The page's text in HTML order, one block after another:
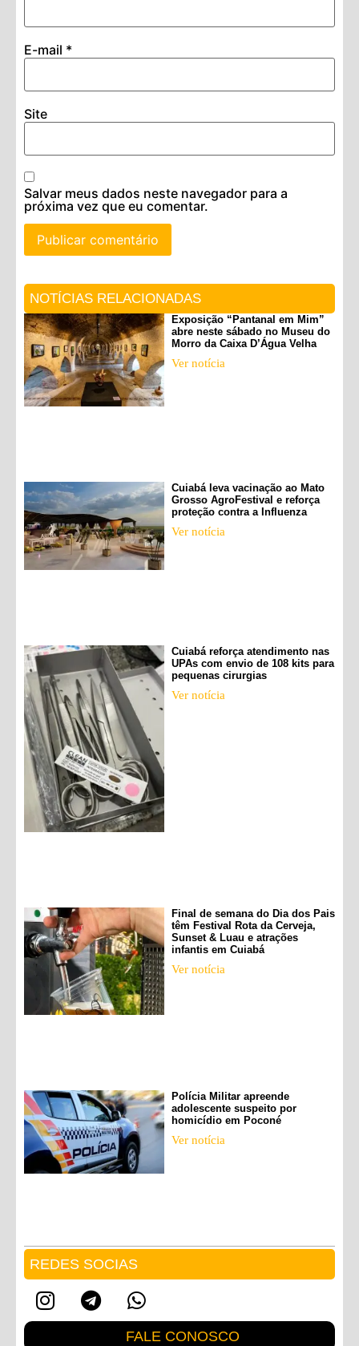
E-mail *
Site
Salvar meus dados neste navegador para a
próxima vez que eu comentar.
NOTÍCIAS RELACIONADAS
Exposição “Pantanal em Mim”
abre neste sábado no Museu do
Morro da Caixa D’Água Velha
Ver notícia
Cuiabá leva vacinação ao Mato
Grosso AgroFestival e reforça
proteção contra a Influenza
Ver notícia
Cuiabá reforça atendimento nas
UPAs com envio de 108 kits para
pequenas cirurgias
Ver notícia
Final de semana do Dia dos Pais
têm Festival Rota da Cerveja,
Sunset & Luau e atrações
infantis em Cuiabá
Ver notícia
Polícia Militar apreende
adolescente suspeito por
homicídio em Poconé
Ver notícia
REDES SOCIAS
FALE CONOSCO